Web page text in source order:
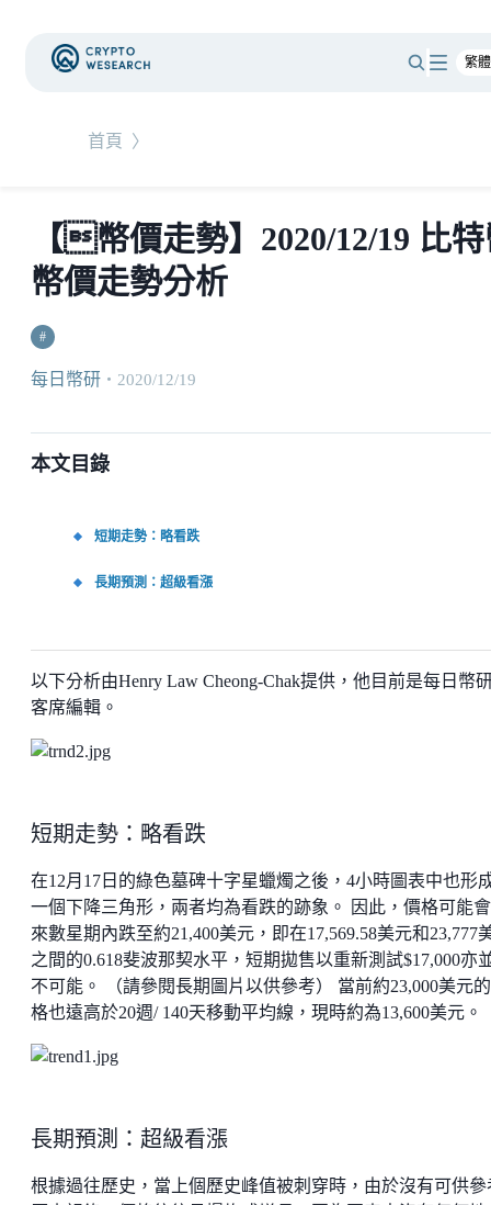
首頁 〉
【幣價走勢】2020/12/19 比
幣價走勢分析
#
每日幣研 ・ 2020/12/19
本文目錄
短期走勢：略看跌
長期預測：超級看漲
以下分析由Henry Law Cheong-Chak提供，他目前是每日幣
客席編輯。
短期走勢：略看跌
在12月17日的綠色墓碑十字星蠟燭之後，4小時圖表中也形
一個下降三角形，兩者均為看跌的跡象。 因此，價格可能
來數星期內跌至約21,400美元，即在17,569.58美元和23,777
之間的0.618斐波那契水平，短期拋售以重新測試$17,000亦
不可能。 （請參閱長期圖片以供參考） 當前約23,000美元
格也遠高於20週/ 140天移動平均線，現時約為13,600美元。
長期預測：超級看漲
根據過往歷史，當上個歷史峰值被刺穿時，由於沒有可供參